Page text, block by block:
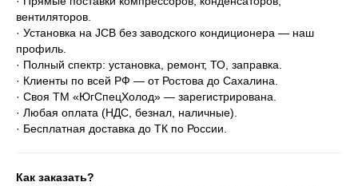
вентиляторов.
· Установка на JCB без заводского кондиционера — наш
профиль.
· Полный спектр: установка, ремонт, ТО, заправка.
· Клиенты по всей РФ — от Ростова до Сахалина.
· Своя ТМ «ЮгСпецХолод» — зарегистрирована.
· Любая оплата (НДС, безнал, наличные).
· Бесплатная доставка до ТК по России.
Как заказать?